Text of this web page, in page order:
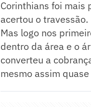
Corinthians foi mais
acertou o travessão.
Mas logo nos
dentro da área e o
converteu a
mesmo assim